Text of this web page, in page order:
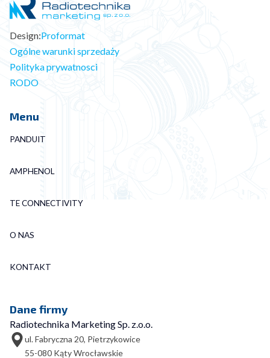
Design:Proformat
Ogólne warunki sprzedaży
Polityka prywatnosci
RODO
Menu
PANDUIT
AMPHENOL
TE CONNECTIVITY
O NAS
KONTAKT
Dane firmy
Radiotechnika Marketing Sp. z.o.o.
ul. Fabryczna 20, Pietrzykowice
55-080 Kąty Wrocławskie